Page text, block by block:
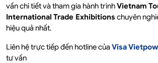
vấn chi tiết và tham gia hành trìnhVietnam
International Trade Exhibitions chuyên
hiệu quả nhất.
Liên hệ trực tiếp đến hotline củaVisa
tư vấn